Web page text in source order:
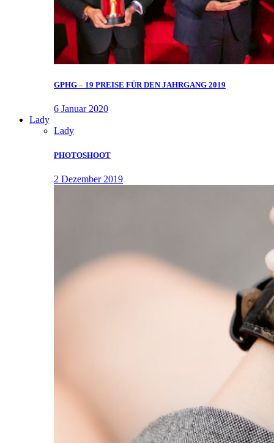
GPHG – 19 PREISE FÜR DEN JAHRGANG 2019
6 Januar 2020
Lady
Lady
PHOTOSHOOT
2 Dezember 2019